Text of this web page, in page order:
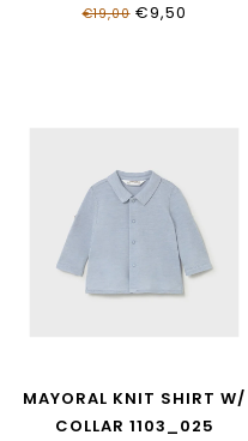
€19,00€9,50
MAYORAL KNIT SHIRT W/
COLLAR 1103_025